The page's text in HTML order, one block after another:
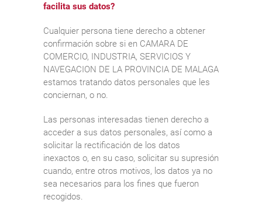
facilita sus datos?
Cualquier persona tiene derecho a obtener
confirmación sobre si en CAMARA DE
COMERCIO, INDUSTRIA, SERVICIOS Y
NAVEGACION DE LA PROVINCIA DE MALAGA
estamos tratando datos personales que les
conciernan, o no.
Las personas interesadas tienen derecho a
acceder a sus datos personales, así como a
solicitar la rectificación de los datos
inexactos o, en su caso, solicitar su supresión
cuando, entre otros motivos, los datos ya no
sea necesarios para los fines que fueron
recogidos.